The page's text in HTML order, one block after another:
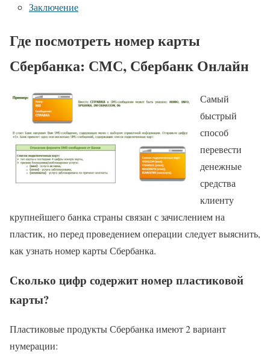
Заключение
Где посмотреть номер карты
Сбербанка: СМС, Сбербанк Онлайн
Самый
быстрый
способ
перевести
денежные
средства
клиенту
крупнейшего банка страны связан с зачислением на
пластик, но перед проведением операции следует выяснить,
как узнать номер карты Сбербанка.
Сколько цифр содержит номер пластиковой
карты?
Пластиковые продукты Сбербанка имеют 2 вариант
нумерации: